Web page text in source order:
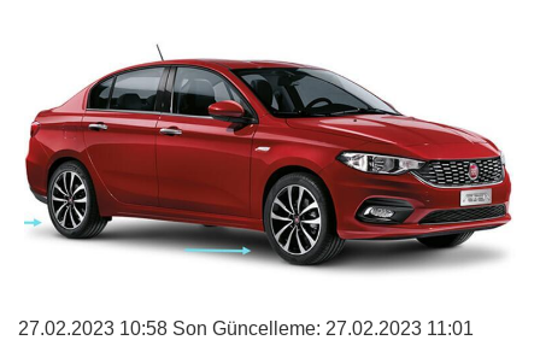
27.02.2023 10:58 Son Güncelleme: 27.02.2023 11:01